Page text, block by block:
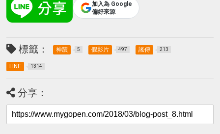
加入為 Google
偏好來源
標籤： 神蹟 5 假影片 497 謠傳 213
LINE 1314
分享：